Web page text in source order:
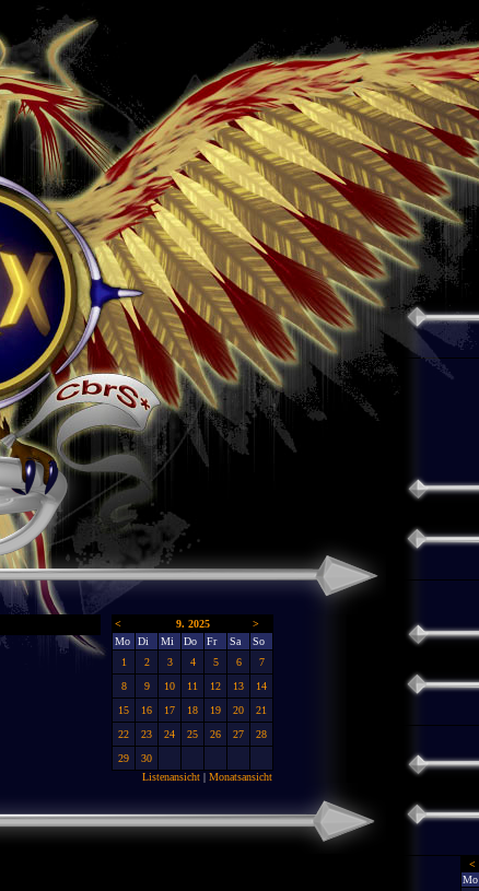
< 9. 2025
>
Mo
Di Mi Do Fr Sa
So
1
2 3 4 5 6
7
8
9 10 11 12 13
14
15
16 17 18 19 20
21
22
23 24 25 26 27
28
29
30
Listenansicht | Monatsansicht
<
Mo